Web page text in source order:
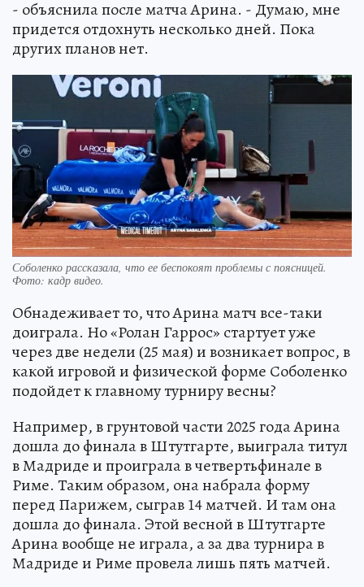
- объяснила после матча Арина. - Думаю, мне
придется отдохнуть несколько дней. Пока
других планов нет.
Соболенко рассказала, что ее беспокоят проблемы с поясницей.
Фото: кадр видео.
Обнадеживает то, что Арина матч все-таки
доиграла. Но «Ролан Гаррос» стартует уже
через две недели (25 мая) и возникает вопрос, в
какой игровой и физической форме Соболенко
подойдет к главному турниру весны?
Например, в грунтовой части 2025 года Арина
дошла до финала в Штутгарте, выиграла титул
в Мадриде и проиграла в четвертьфинале в
Риме. Таким образом, она набрала форму
перед Парижем, сыграв 14 матчей. И там она
дошла до финала. Этой весной в Штутгарте
Арина вообще не играла, а за два турнира в
Мадриде и Риме провела лишь пять матчей.